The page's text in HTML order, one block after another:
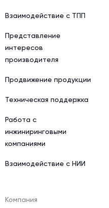
Взаимодействие с ТПП
Представление
интересов
производителя
Продвижение продукции
Техническая поддержка
Работа с
инжиниринговыми
компаниями
Взаимодействие с НИИ
Компания